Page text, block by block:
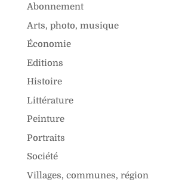
Abonnement
Arts, photo, musique
Économie
Editions
Histoire
Littérature
Peinture
Portraits
Société
Villages, communes, région